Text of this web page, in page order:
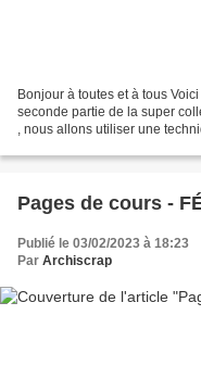
Bonjour à toutes et à tous
seconde partie de la super
, nous allons utiliser une
Pages de cours -
Publié le 03/02/2023 à 18:23
Par Archiscrap